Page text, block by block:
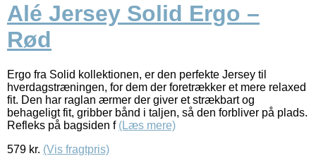
Alé Jersey Solid Ergo –
Rød
Ergo fra Solid kollektionen, er den perfekte Jersey til
hverdagstræningen, for dem der foretrækker et mere relaxed
fit. Den har raglan ærmer der giver et strækbart og
behageligt fit, gribber bånd i taljen, så den forbliver på plads.
Refleks på bagsiden f (Læs mere)
579 kr. (Vis fragtpris)